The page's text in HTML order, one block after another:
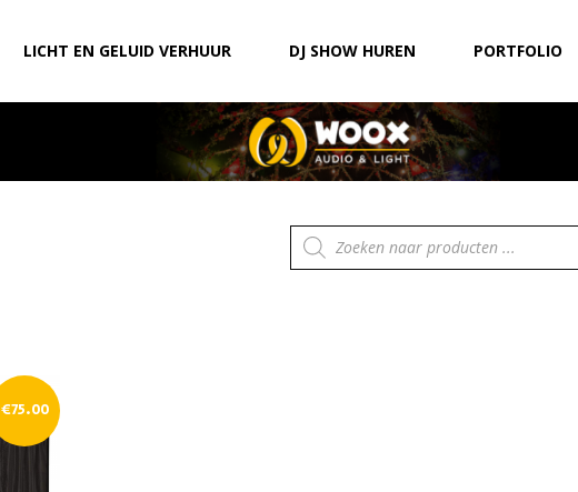
LICHT EN GELUID VERHUUR DJ SHOW HUREN PORTFOLIO
Producten
zoeken
€75.00